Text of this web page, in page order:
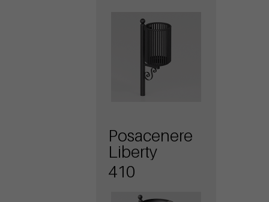
Posacenere
Liberty
410